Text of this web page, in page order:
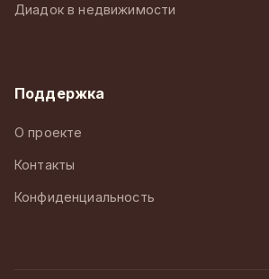
Диадок в недвижимости
Поддержка
О проекте
Контакты
Конфиденциальность